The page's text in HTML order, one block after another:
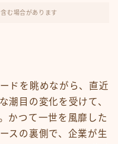
む場合があります
ドを眺めながら、直近
潮目の変化を受けて、
かつて一世を風靡した
スの裏側で、企業が生